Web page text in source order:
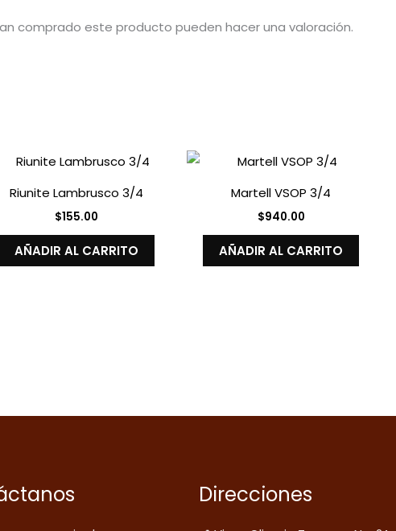
comprado este producto pueden hacer una valoración.
Riunite Lambrusco 3/4
$155.00
AÑADIR AL CARRITO
Martell VSOP 3/4
$940.00
AÑADIR AL CARRITO
Direcciones